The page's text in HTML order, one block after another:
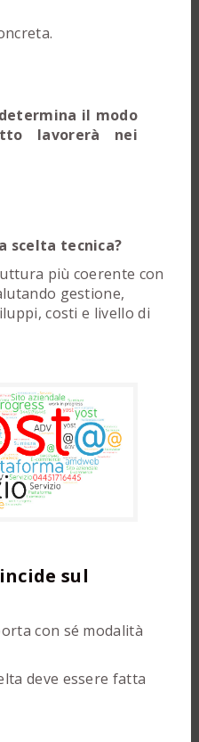
il modo
lavorerà nei
scelta tecnica?
più coerente con
gestione,
costi e livello di
sul
con sé modalità
deve essere fatta